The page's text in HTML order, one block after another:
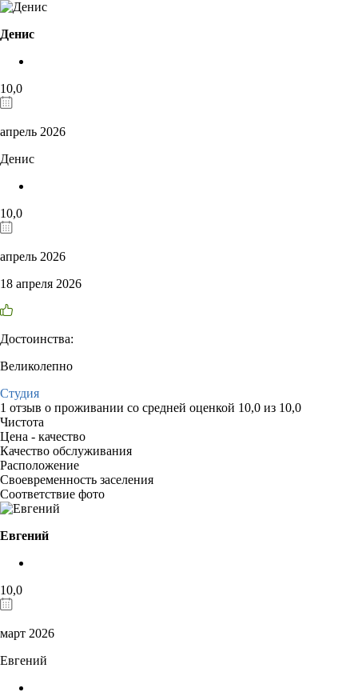
Денис
10,0
апрель 2026
Денис
10,0
апрель 2026
18 апреля 2026
Достоинства:
Великолепно
Студия
1 отзыв о проживании со средней оценкой 10,0 из 10,0
Чистота
Цена - качество
Качество обслуживания
Расположение
Своевременность заселения
Соответствие фото
Евгений
10,0
март 2026
Евгений